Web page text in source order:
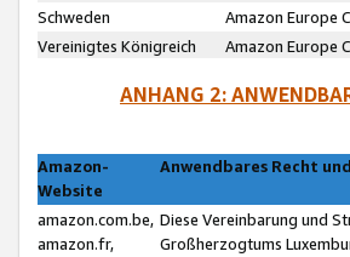
Schweden
Amazon Europe
Vereinigtes Königreich
Amazon Europe
ANHANG 2:
Amazon-
Website
Anwendbares Recht
amazon.com.be,
amazon.fr,
Diese Vereinbarung und
Großherzogtums